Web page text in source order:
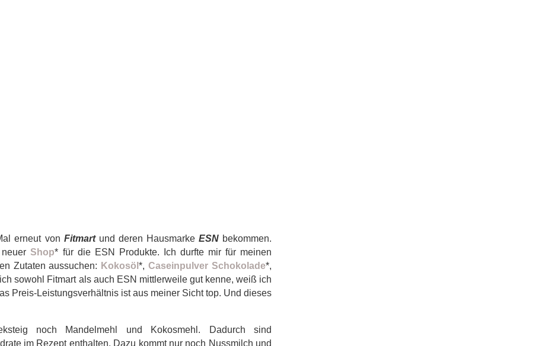
erneut von Fitmartund deren Hausmarke ESNbekommen.
neuerShop* für die ESN Produkte. Ich durfte mir für meinen
Zutaten aussuchen: Kokosöl*,Caseinpulver Schokolade*,
sowohl Fitmart als auch ESN mittlerweile gut kenne, weiß ich
Preis-Leistungsverhältnis ist aus meiner Sicht top. Und dieses
noch Mandelmehl und Kokosmehl. Dadurch sind
im Rezept enthalten. Dazu kommt nur noch Nussmilch und